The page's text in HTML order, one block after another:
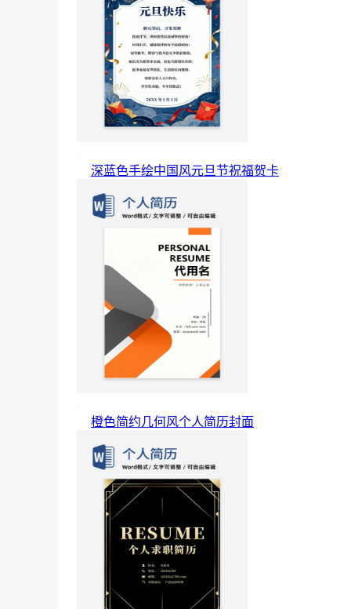
深蓝色手绘中国风元旦节祝福贺卡
橙色简约几何风个人简历封面